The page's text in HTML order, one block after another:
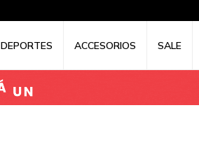
DEPORTES ACCESORIOS SALE